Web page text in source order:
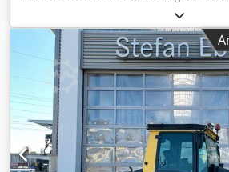
compactador tandem, ano de
operação: apenas 731h, motor:
sistema Asphalt Manager 2, peso:
superfície lisa, em bom estado,
Cjdpfxezq Tzys Akwjrf Se desejar,
proposta de leasing ou
terá todo o prazer em ajudá-lo. Mais
ser encontradas no nosso site. Salvo
= Mais informações = Para obter
em contato com Tobias Ebert.